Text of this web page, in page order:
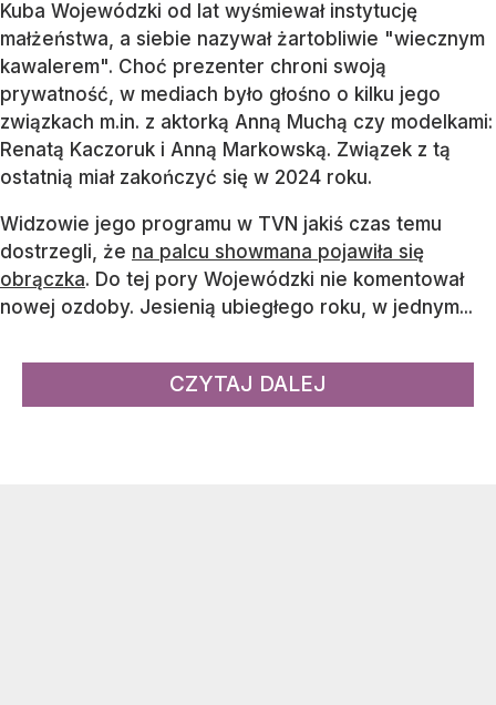
Kuba Wojewódzki od lat wyśmiewał instytucję
małżeństwa, a siebie nazywał żartobliwie "wiecznym
kawalerem". Choć prezenter chroni swoją
prywatność, w mediach było głośno o kilku jego
związkach m.in. z aktorką Anną Muchą czy modelkami:
Renatą Kaczoruk i Anną Markowską. Związek z tą
ostatnią miał zakończyć się w 2024 roku.
Widzowie jego programu w TVN jakiś czas temu
dostrzegli, że na palcu showmana pojawiła się
obrączka. Do tej pory Wojewódzki nie komentował
nowej ozdoby. Jesienią ubiegłego roku, w jednym...
CZYTAJ DALEJ